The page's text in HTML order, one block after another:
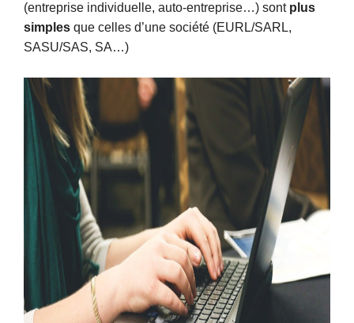
(entreprise individuelle, auto-entreprise…) sont plus
simples que celles d’une société (EURL/SARL,
SASU/SAS, SA…)